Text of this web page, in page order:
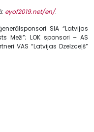
eyof2019.net/en/.
SIA “Latvijas
Meži”; LOK sponsori – AS
VAS “Latvijas Dzelzceļš”